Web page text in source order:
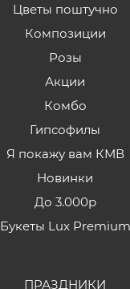
Цветы поштучно
Композиции
Розы
Акции
Комбо
Гипсофилы
Я покажу вам КМВ
Новинки
До 3.000р
Букеты Lux Premium
ПРАЗДНИКИ